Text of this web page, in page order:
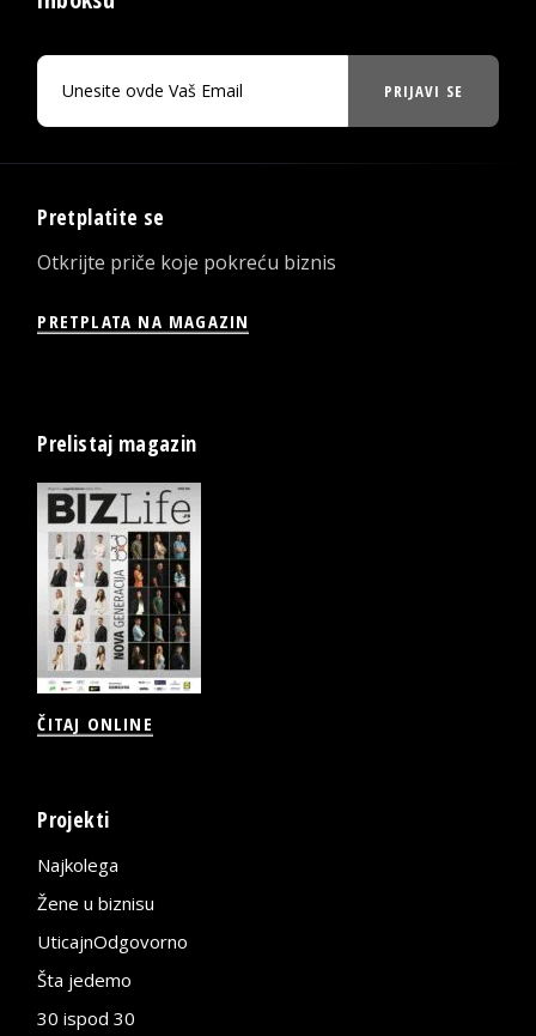
PRIJAVI SE
Pretplatite se
Otkrijte priče koje pokreću biznis
PRETPLATA NA MAGAZIN
Prelistaj magazin
ČITAJ ONLINE
Projekti
Najkolega
Žene u biznisu
UticajnOdgovorno
Šta jedemo
30 ispod 30